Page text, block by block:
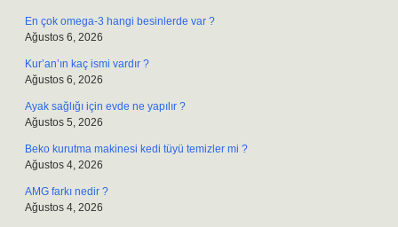
En çok omega-3 hangi besinlerde var ?
Ağustos 6, 2026
Kur’an’ın kaç ismi vardır ?
Ağustos 6, 2026
Ayak sağlığı için evde ne yapılır ?
Ağustos 5, 2026
Beko kurutma makinesi kedi tüyü temizler mi ?
Ağustos 4, 2026
AMG farkı nedir ?
Ağustos 4, 2026